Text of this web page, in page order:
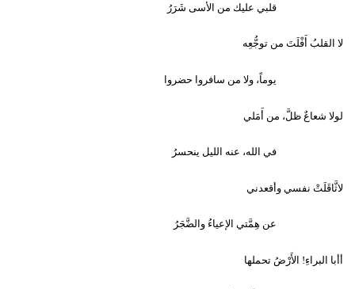
قلبي عليك من الأسى شَرَرُ
لا القلبُ أَفْلَتَ من توجُّعِه
يوماً، ولا من سافروا حضروا
لولا شعاعٌ ظلَّ، من أَمَلي
في الله، عنه الليل ينحسرُ
لاثَّاقَلَتْ نفسي وأقعدني
عن هِمَّتي الإعياءُ والضَّجَرُ
أأبا البراءِ! الأَرْضُ تحملها